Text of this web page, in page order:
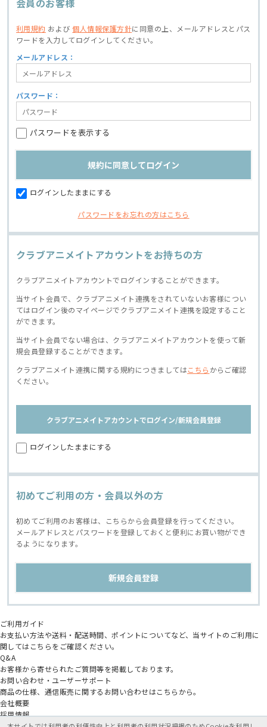
会員のお客様
利用規約 および個人情報保護方針に同意の上、
メールアドレスとパス
ワードを入力してログインしてください。
メールアドレス：
パスワード：
パスワードを表示する
ログインしたままにする
パスワードをお忘れの方はこちら
クラブアニメイトアカウントをお持ちの方
クラブアニメイトアカウントでログインすることができます。
当サイト会員で、クラブアニメイト連携をされていないお客様につい
てはログイン後のマイページでクラブアニメイト連携を設定すること
ができます。
当サイト会員でない場合は、クラブアニメイトアカウントを使って新
規会員登録することができます。
クラブアニメイト連携に関する規約につきましてはこちら からご確認
ください。
クラブアニメイトアカウントでログイン/新規会員登録
ログインしたままにする
初めてご利用の方・会員以外の方
初めてご利用のお客様は、こちらから会員登録を行ってください。
メールアドレスとパスワードを登録しておくと便利にお買い物ができ
るようになります。
ご利用ガイド
お支払い方法や送料・配送時間、ポイントについてなど、当サイトのご利用に
関してはこちらをご確認ください。
Q&A
お客様から寄せられたご質問等を掲載しております。
お問い合わせ・ユーザーサポート
商品の仕様、通信販売に関するお問い合わせはこちらから。
会社概要
採用情報